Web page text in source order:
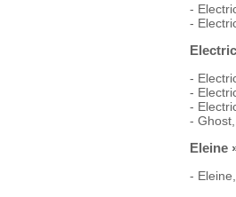
-
-
-
-
-
-
Eleine
-